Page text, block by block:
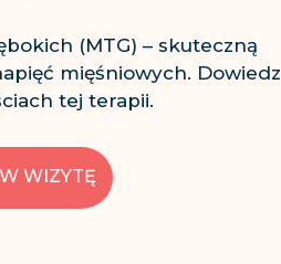
(MTG) – skuteczną
mięśniowych. Dowiedz
tej terapii.
WIZYTĘ